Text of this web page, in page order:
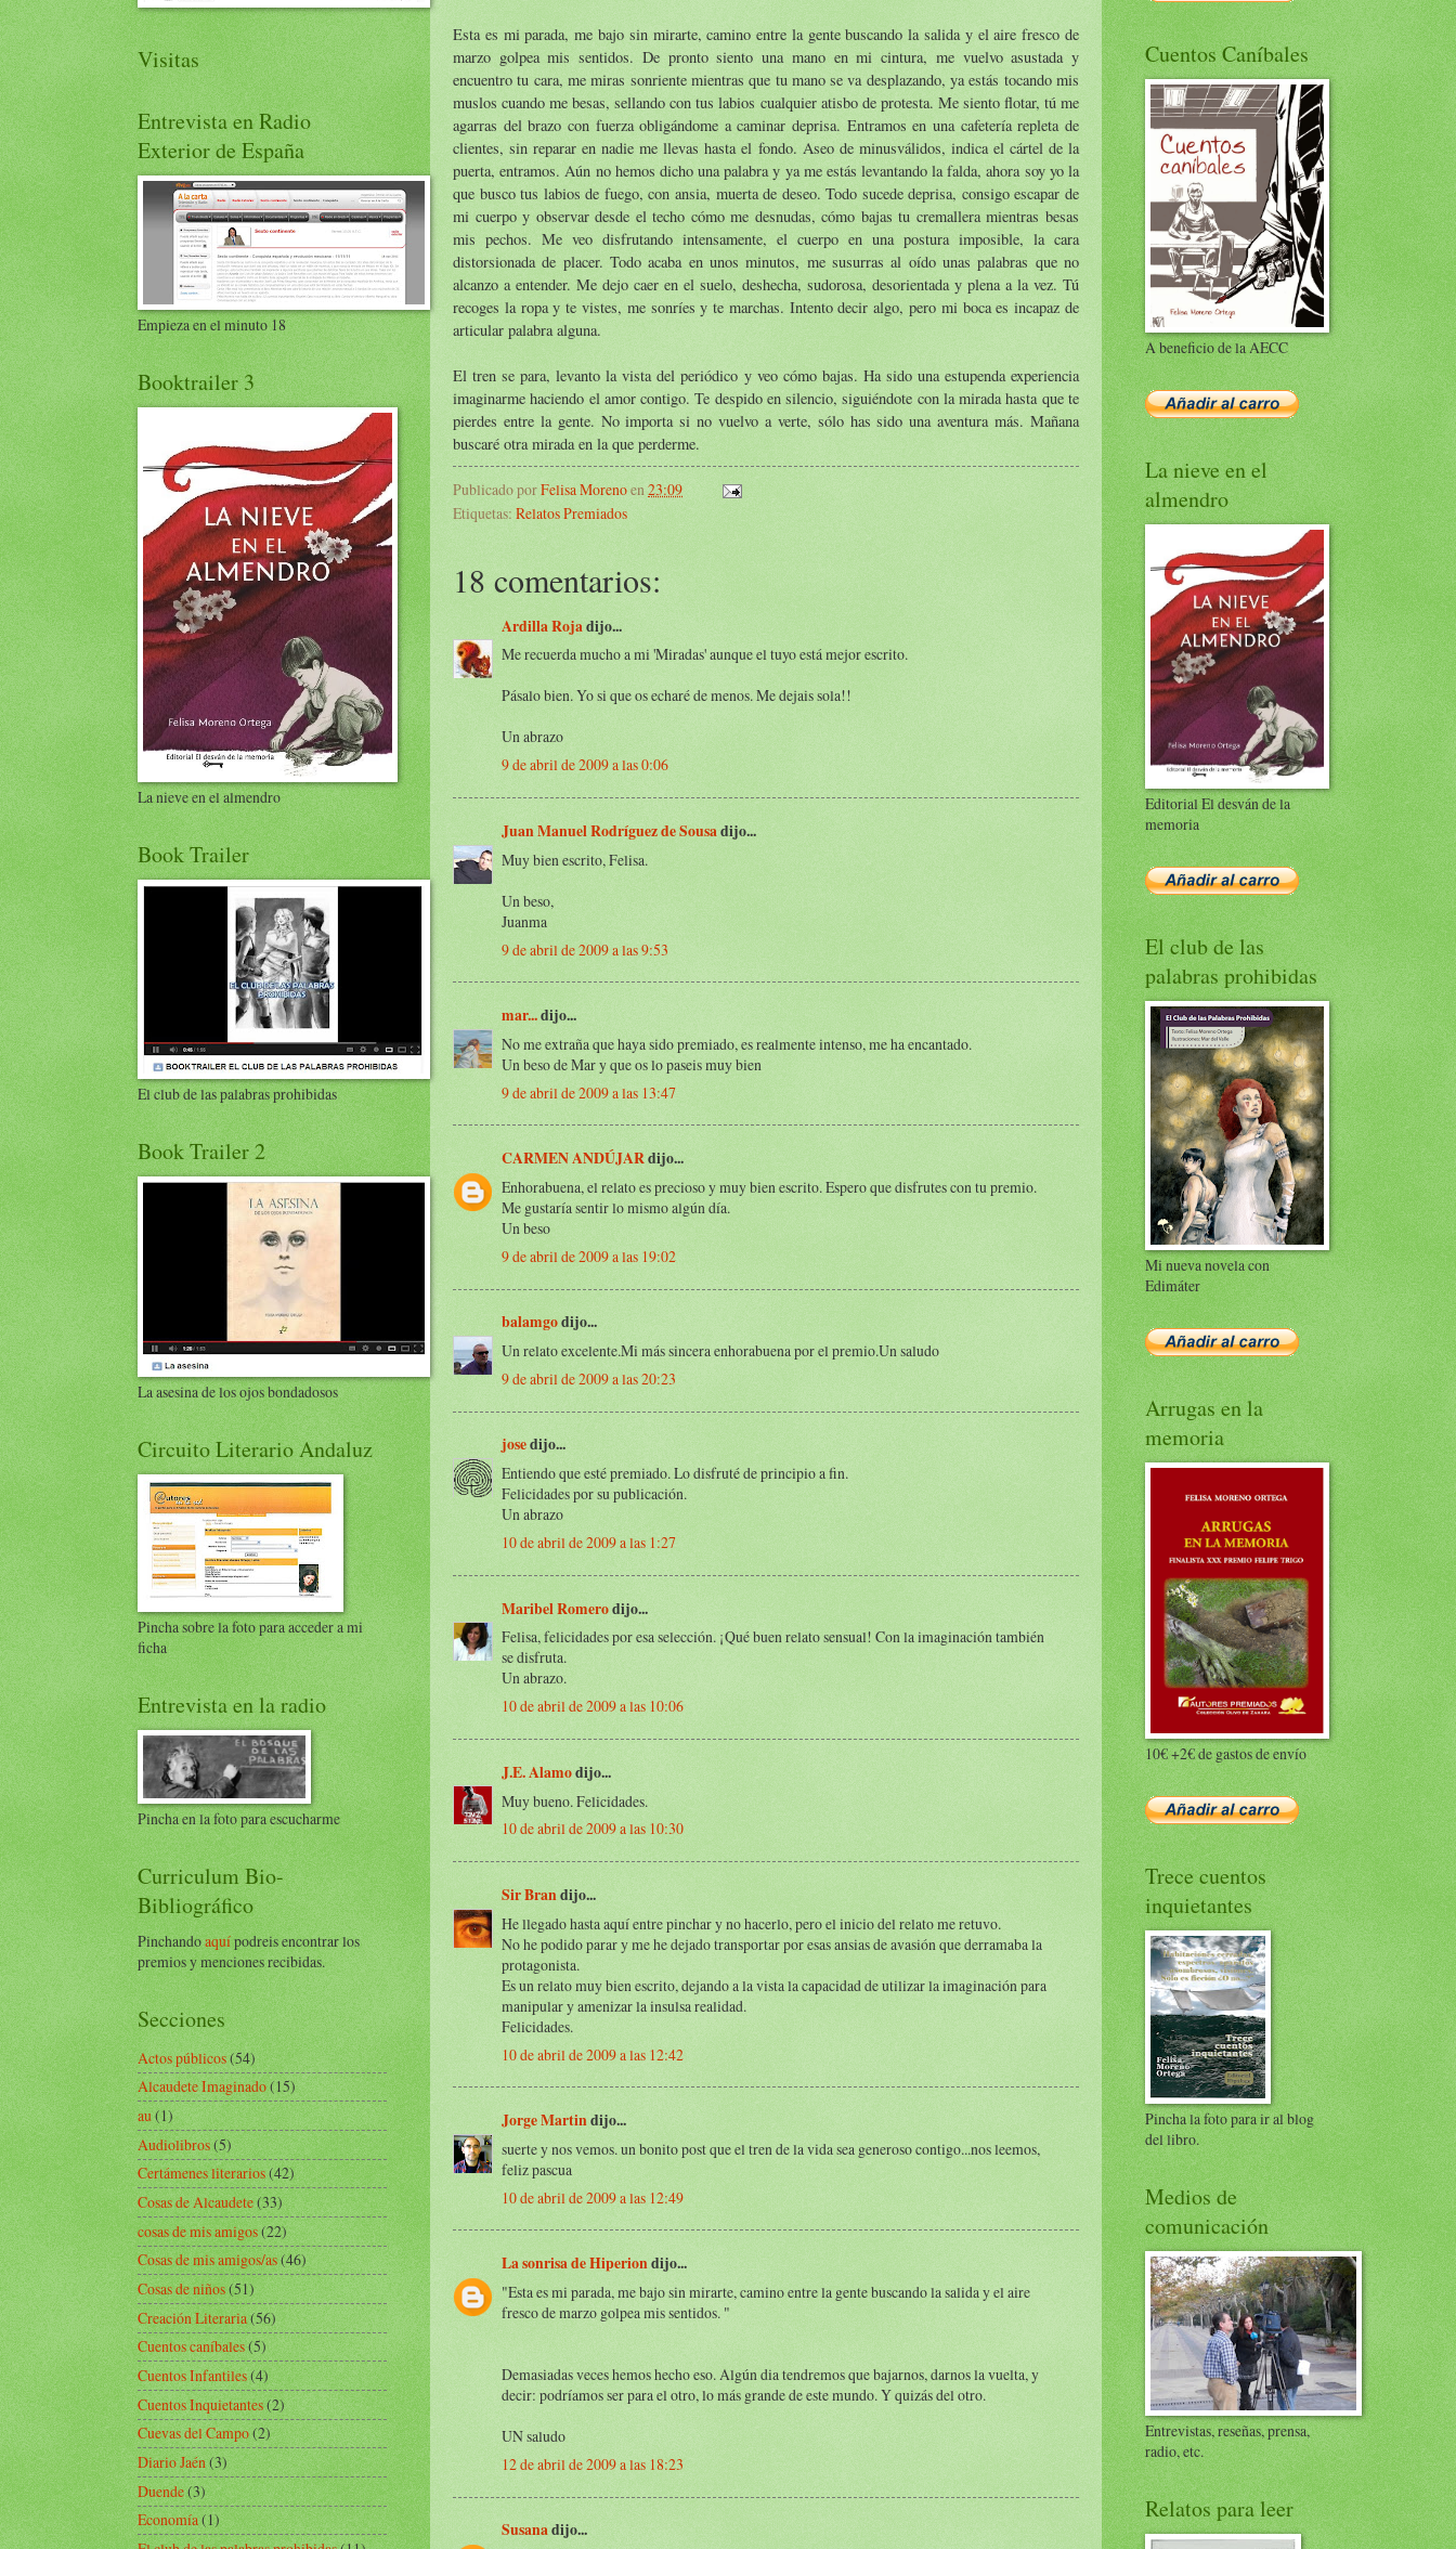
Esta es mi parada, me bajo sin mirarte, camino entre la gente buscando la salida y el aire fresco de
marzo golpea mis sentidos. De pronto siento una mano en mi cintura, me vuelvo asustada y
encuentro tu cara, me miras sonriente mientras que tu mano se va desplazando, ya estás tocando mis
muslos cuando me besas, sellando con tus labios cualquier atisbo de protesta. Me siento flotar, tú me
agarras del brazo con fuerza obligándome a caminar deprisa. Entramos en una cafetería repleta de
clientes, sin reparar en nadie me llevas hasta el fondo. Aseo de minusválidos, indica el cártel de la
puerta, entramos. Aún no hemos dicho una palabra y ya me estás levantando la falda, ahora soy yo la
que busco tus labios de fuego, con ansia, muerta de deseo. Todo sucede deprisa, consigo escapar de
mi cuerpo y observar desde el techo cómo me desnudas, cómo bajas tu cremallera mientras besas
mis pechos. Me veo disfrutando intensamente, el cuerpo en una postura imposible, la cara
distorsionada de placer. Todo acaba en unos minutos, me susurras al oído unas palabras que no
alcanzo a entender. Me dejo caer en el suelo, deshecha, sudorosa, desorientada y plena a la vez. Tú
recoges la ropa y te vistes, me sonríes y te marchas. Intento decir algo, pero mi boca es incapaz de
articular palabra alguna.
El tren se para, levanto la vista del periódico y veo cómo bajas. Ha sido una estupenda experiencia
imaginarme haciendo el amor contigo. Te despido en silencio, siguiéndote con la mirada hasta que te
pierdes entre la gente. No importa si no vuelvo a verte, sólo has sido una aventura más. Mañana
buscaré otra mirada en la que perderme.
Publicado porFelisa Morenoen 23:09
Etiquetas: Relatos Premiados
18 comentarios:
Ardilla Rojadijo...
Me recuerda mucho a mi 'Miradas' aunque el tuyo está mejor escrito.
Pásalo bien. Yo si que os echaré de menos. Me dejais sola!!
Un abrazo
9 de abril de 2009 a las 0:06
Juan Manuel Rodríguez de Sousadijo...
Muy bien escrito, Felisa.
Un beso,
Juanma
9 de abril de 2009 a las 9:53
mar...dijo...
No me extraña que haya sido premiado, es realmente intenso, me ha encantado.
Un beso de Mar y que os lo paseis muy bien
9 de abril de 2009 a las 13:47
CARMEN ANDÚJARdijo...
Enhorabuena, el relato es precioso y muy bien escrito. Espero que disfrutes con tu premio.
Me gustaría sentir lo mismo algún día.
Un beso
9 de abril de 2009 a las 19:02
balamgodijo...
Un relato excelente.Mi más sincera enhorabuena por el premio.Un saludo
9 de abril de 2009 a las 20:23
josedijo...
Entiendo que esté premiado. Lo disfruté de principio a fin.
Felicidades por su publicación.
Un abrazo
10 de abril de 2009 a las 1:27
Maribel Romerodijo...
Felisa, felicidades por esa selección. ¡Qué buen relato sensual! Con la imaginación también
se disfruta.
Un abrazo.
10 de abril de 2009 a las 10:06
J.E. Alamodijo...
Muy bueno. Felicidades.
10 de abril de 2009 a las 10:30
Sir Brandijo...
He llegado hasta aquí entre pinchar y no hacerlo, pero el inicio del relato me retuvo.
No he podido parar y me he dejado transportar por esas ansias de avasión que derramaba la
protagonista.
Es un relato muy bien escrito, dejando a la vista la capacidad de utilizar la imaginación para
manipular y amenizar la insulsa realidad.
Felicidades.
10 de abril de 2009 a las 12:42
Jorge Martindijo...
suerte y nos vemos. un bonito post que el tren de la vida sea generoso contigo...nos leemos,
feliz pascua
10 de abril de 2009 a las 12:49
La sonrisa de Hiperiondijo...
"Esta es mi parada, me bajo sin mirarte, camino entre la gente buscando la salida y el aire
fresco de marzo golpea mis sentidos. "
Demasiadas veces hemos hecho eso. Algún dia tendremos que bajarnos, darnos la vuelta, y
decir: podríamos ser para el otro, lo más grande de este mundo. Y quizás del otro.
UN saludo
12 de abril de 2009 a las 18:23
Susanadijo...
Visitas
Entrevista en Radio
Exterior de España
Empieza en el minuto 18
Booktrailer 3
La nieve en el almendro
Book Trailer
El club de las palabras prohibidas
Book Trailer 2
La asesina de los ojos bondadosos
Circuito Literario Andaluz
Pincha sobre la foto para acceder a mi
ficha
Entrevista en la radio
Pincha en la foto para escucharme
Curriculum Bio-
Bibliográfico
Pinchandoaquípodreis encontrar los
premios y menciones recibidas.
Secciones
Actos públicos(54)
Alcaudete Imaginado(15)
au(1)
Audiolibros(5)
Certámenes literarios(42)
Cosas de Alcaudete(33)
cosas de mis amigos(22)
Cosas de mis amigos/as(46)
Cosas de niños(51)
Creación Literaria(56)
Cuentos caníbales(5)
Cuentos Infantiles(4)
Cuentos Inquietantes(2)
Cuevas del Campo(2)
Diario Jaén(3)
Duende(3)
Economía(1)
Cuentos Caníbales
A beneficio de la AECC
La nieve en el
almendro
Editorial El desván de la
memoria
El club de las
palabras prohibidas
Mi nueva novela con
Edimáter
Arrugas en la
memoria
10€ +2€ de gastos de envío
Trece cuentos
inquietantes
Pincha la foto para ir al blog
del libro.
Medios de
comunicación
Entrevistas, reseñas, prensa,
radio, etc.
Relatos para leer